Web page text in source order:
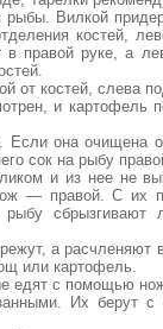
Вилкой
костей,
правой руке, а
от костей, слева
и картофель
Если она очищена
сок на рыбу
и из нее не
— правой. С их
а расчленяют
или картофель.
едят с помощью
Их берут